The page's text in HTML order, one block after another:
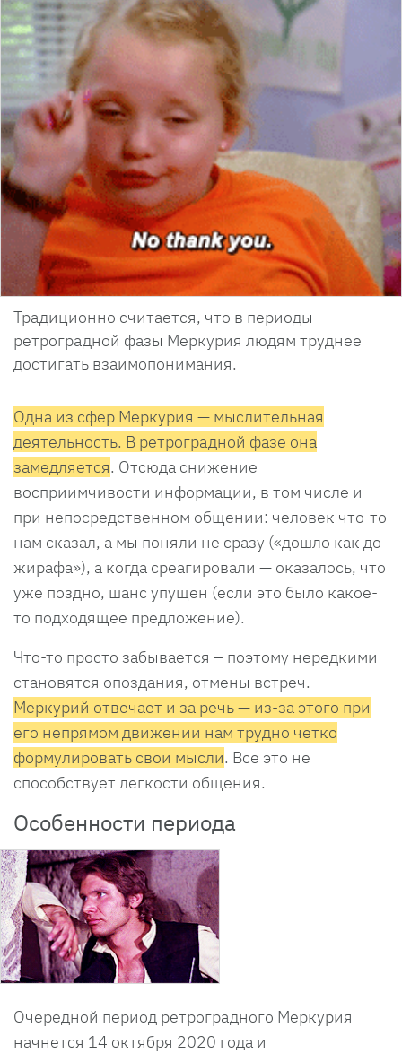
Традиционно считается, что в периоды
ретроградной фазы Меркурия людям труднее
достигать взаимопонимания.
Одна из сфер Меркурия — мыслительная
деятельность. В ретроградной фазе она
замедляется. Отсюда снижение
восприимчивости информации, в том числе и
при непосредственном общении: человек что-то
нам сказал, а мы поняли не сразу («дошло как до
жирафа»), а когда среагировали — оказалось, что
уже поздно, шанс упущен (если это было какое-
то подходящее предложение).
Что-то просто забывается – поэтому нередкими
становятся опоздания, отмены встреч.
Меркурий отвечает и за речь — из-за этого при
его непрямом движении нам трудно четко
формулировать свои мысли. Все это не
способствует легкости общения.
Особенности периода
Очередной период ретроградного Меркурия
начнется 14 октября 2020 года и